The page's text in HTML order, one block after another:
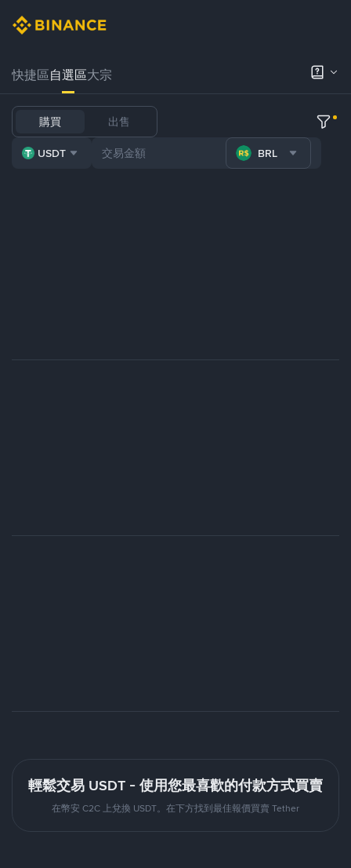
快捷區自選區大宗
購買 出售
USDT BRL
輕鬆交易 USDT - 使用您最喜歡的付款方式買賣
在幣安 C2C 上兌換 USDT。在下方找到最佳報價買賣 Tether